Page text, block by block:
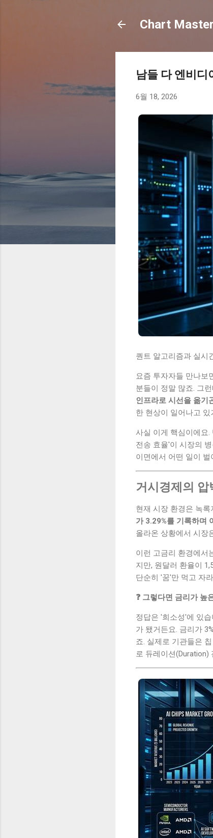
Chart Master
남들 다 엔비디
6월 18, 2026
퀀트 알고리즘과 실시
요즘 투자자들 만나보
분들이 정말 많죠. 그
인프라로 시선을 옮기
한 현상이 일어나고 있
사실 이게 핵심이에요
전송 효율'이 시장의
이면에서 어떤 일이
거시경제의 압
현재 시장 환경은 녹록
가 3.29%를 기록하며
올라온 상황에서 시장
이런 고금리 환경에서
지만, 원달러 환율이
단순히 '꿈'만 먹고 자
❓ 그렇다면 금리가
정답은 '희소성'에 있
가 됐거든요. 금리가
죠. 실제로 기관들은
로 듀레이션(Duration)